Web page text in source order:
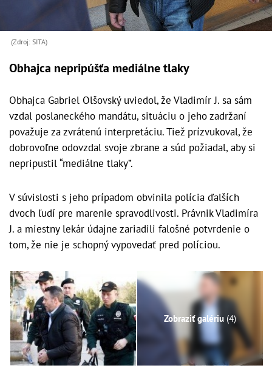
(Zdroj: SITA)
Obhajca nepripúšťa mediálne tlaky
Obhajca Gabriel Olšovský uviedol, že Vladimír J. sa sám
vzdal poslaneckého mandátu, situáciu o jeho zadržaní
považuje za zvrátenú interpretáciu. Tiež prízvukoval, že
dobrovoľne odovzdal svoje zbrane a súd požiadal, aby si
nepripustil “mediálne tlaky”.
V súvislosti s jeho prípadom obvinila polícia ďalších
dvoch ľudí pre marenie spravodlivosti. Právnik Vladimíra
J. a miestny lekár údajne zariadili falošné potvrdenie o
tom, že nie je schopný vypovedať pred políciou.
Zobraziť galériu (4)